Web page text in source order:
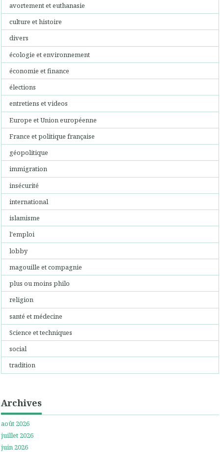
avortement et euthanasie
culture et histoire
divers
écologie et environnement
économie et finance
élections
entretiens et videos
Europe et Union européenne
France et politique française
géopolitique
immigration
insécurité
international
islamisme
l'emploi
lobby
magouille et compagnie
plus ou moins philo
religion
santé et médecine
Science et techniques
social
tradition
Archives
août 2026
juillet 2026
juin 2026